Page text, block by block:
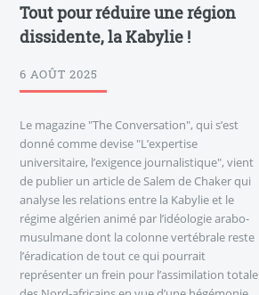
Tout pour réduire une région
dissidente, la Kabylie !
6 AOÛT 2025
Le magazine "The Conversation", qui s’est
donné comme devise "L’expertise
universitaire, l’exigence journalistique", vient
de publier un article de Salem de Chaker qui
analyse les relations entre la Kabylie et le
régime algérien animé par l’idéologie arabo-
musulmane dont la colonne vertébrale reste
l’éradication de tout ce qui pourrait
représenter un frein pour l’assimilation totale